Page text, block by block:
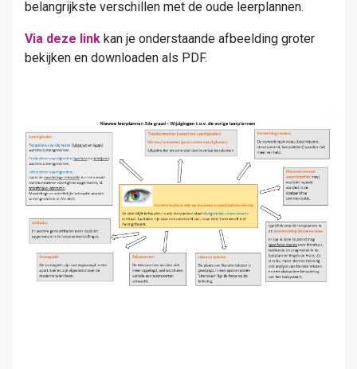
belangrijkste verschillen met de oude leerplannen.
Via deze link kan je onderstaande afbeelding groter
bekijken en downloaden als PDF.